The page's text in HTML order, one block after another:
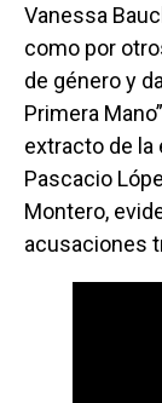
Vanessa
como por
de género y
Primera
extracto de
Pascacio
Montero,
acusaciones